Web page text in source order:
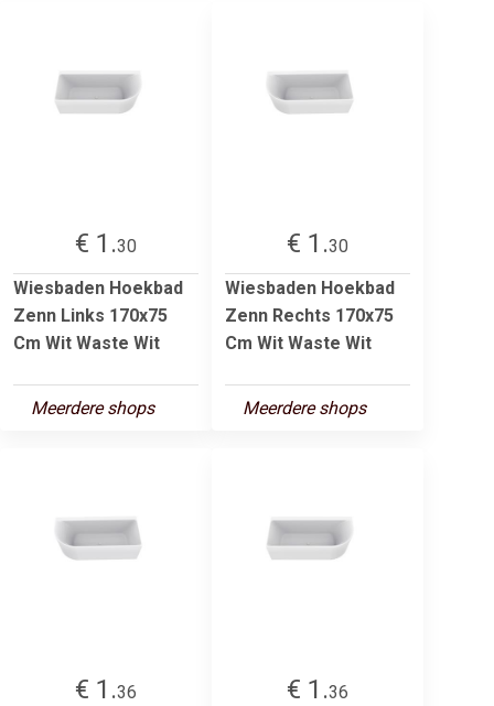
€ 1.30
Wiesbaden Hoekbad
Zenn Links 170x75
Cm Wit Waste Wit
Meerdere shops
€ 1.30
Wiesbaden Hoekbad
Zenn Rechts 170x75
Cm Wit Waste Wit
Meerdere shops
€ 1.36
€ 1.36